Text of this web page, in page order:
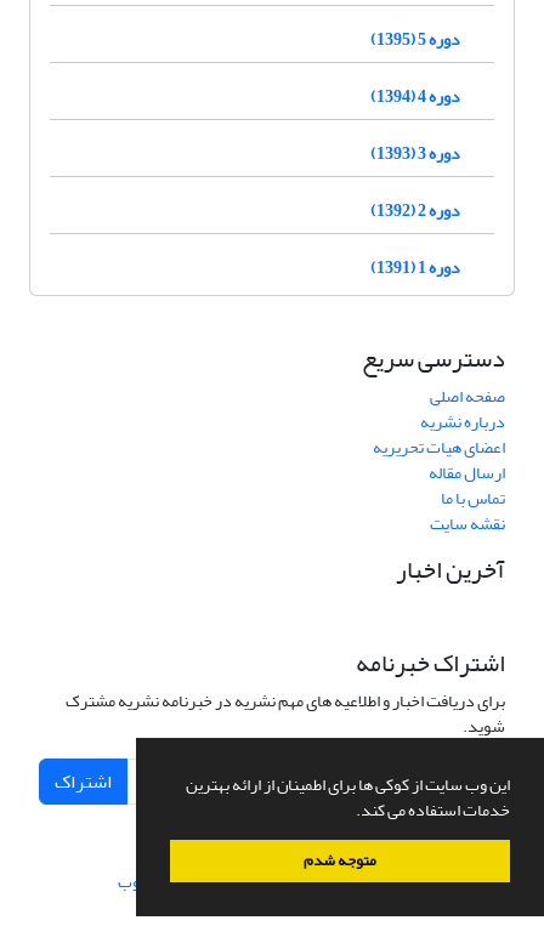
این وب سایت از کوکی ها برای اطمینان از ارائه بهترین
خدمات استفاده می کند.
متوجه شدم
دوره 5 (1395)
دوره 4 (1394)
دوره 3 (1393)
دوره 2 (1392)
دوره 1 (1391)
دسترسی سریع
صفحه اصلی
درباره نشریه
اعضای هیات تحریریه
ارسال مقاله
تماس با ما
نقشه سایت
آخرین اخبار
اشتراک خبرنامه
برای دریافت اخبار و اطلاعیه های مهم نشریه در خبرنامه نشریه مشترک
شوید.
اشتراک
سامانه مدیریت نشریات علمی.طراحی و پیاده سازی از سیناوب